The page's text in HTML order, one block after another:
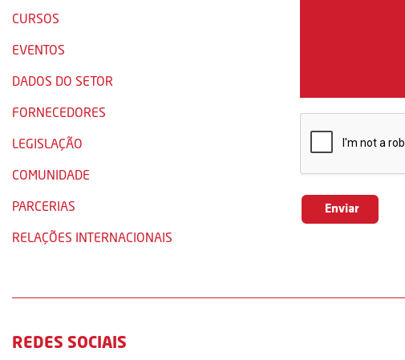
CURSOS
EVENTOS
DADOS DO SETOR
FORNECEDORES
LEGISLAÇÃO
COMUNIDADE
PARCERIAS
RELAÇÕES INTERNACIONAIS
REDES SOCIAIS